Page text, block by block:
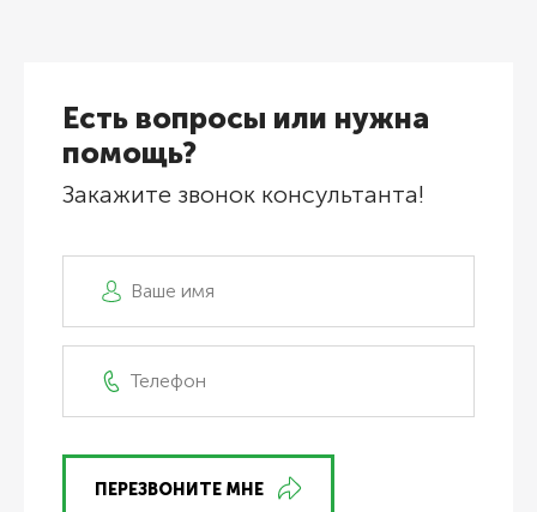
Есть вопросы или нужна
помощь?
Закажите звонок консультанта!
ПЕРЕЗВОНИТЕ МНЕ